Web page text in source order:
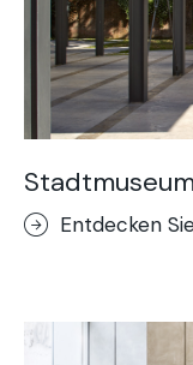
Entdecken